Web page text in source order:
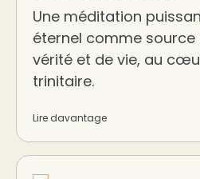
Une méditation
éternel comme source
vérité et de vie, au
trinitaire.
Lire davantage